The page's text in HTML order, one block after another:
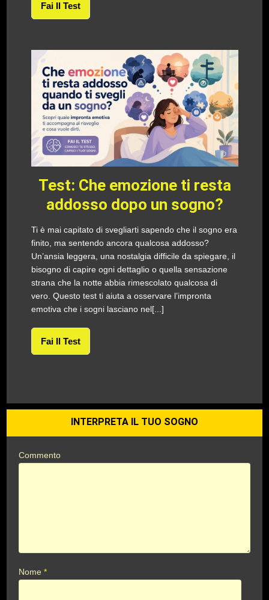
Fai Il Test
Test: Che emozione ti resta
addosso dopo un sogno?
Ti è mai capitato di svegliarti sapendo che il sogno era
finito, ma sentendo ancora qualcosa addosso?
Un’ansia leggera, una nostalgia difficile da spiegare, il
bisogno di capire ogni dettaglio o quella sensazione
strana che la notte abbia rimescolato qualcosa di
vero. Questo test ti aiuta a osservare l’impronta
emotiva che i sogni lasciano nel[...]
Fai Il Test
INTERPRETA IL TUO SOGNO
Commento
Nome*